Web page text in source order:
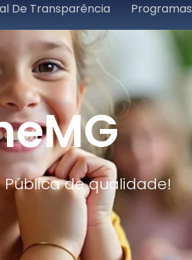
De Transparência Programas
de qualidade!